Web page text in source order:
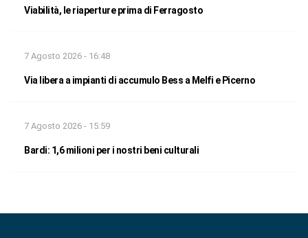
Viabilità, le riaperture prima di Ferragosto
7 Agosto 2026 - 16:48
Via libera a impianti di accumulo Bess a Melfi e Picerno
7 Agosto 2026 - 15:59
Bardi: 1,6 milioni per i nostri beni culturali